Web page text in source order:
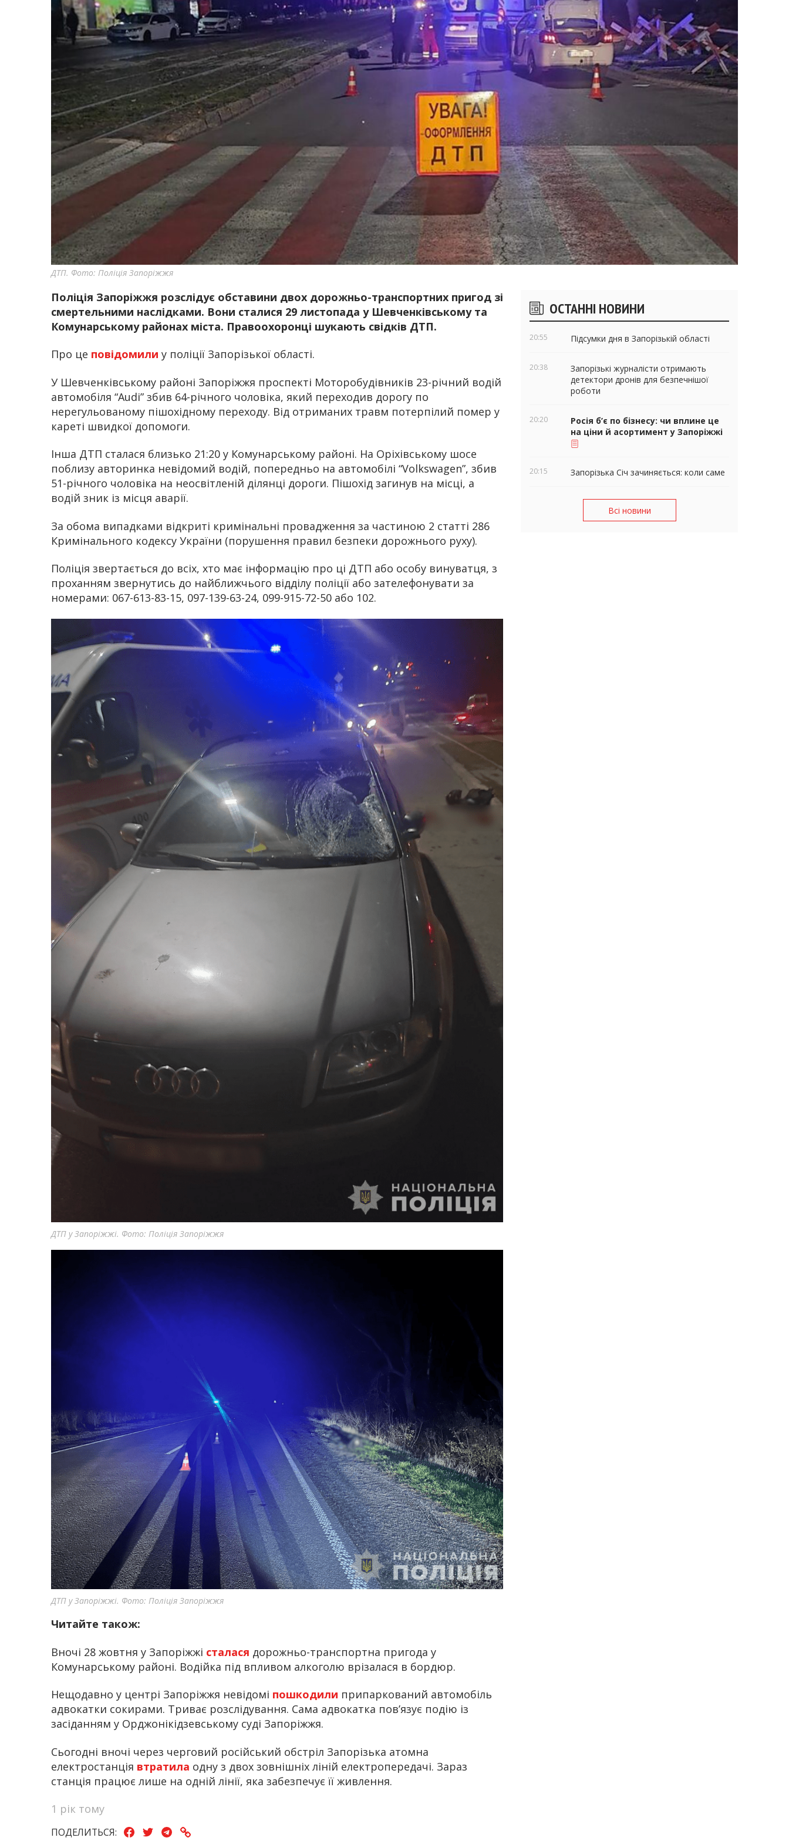
ДТП. Фото: Поліція Запоріжжя
Поліція Запоріжжя розслідує обставини двох дорожньо-транспортних пригод зі
смертельними наслідками. Вони сталися 29 листопада у Шевченківському та
Комунарському районах міста. Правоохоронці шукають свідків ДТП.
Про це повідомили у поліції Запорізької області.
У Шевченківському районі Запоріжжя проспекті Моторобудівників 23-річний водій
автомобіля “Audi” збив 64-річного чоловіка, який переходив дорогу по
нерегульованому пішохідному переходу. Від отриманих травм потерпілий помер у
кареті швидкої допомоги.
Інша ДТП сталася близько 21:20 у Комунарському районі. На Оріхівському шосе
поблизу авторинка невідомий водій, попередньо на автомобілі “Volkswagen”, збив
51-річного чоловіка на неосвітленій ділянці дороги. Пішохід загинув на місці, а
водій зник із місця аварії.
За обома випадками відкриті кримінальні провадження за частиною 2 статті 286
Кримінального кодексу України (порушення правил безпеки дорожнього руху).
Поліція звертається до всіх, хто має інформацію про ці ДТП або особу винуватця, з
проханням звернутись до найближчього відділу поліції або зателефонувати за
номерами: 067-613-83-15, 097-139-63-24, 099-915-72-50 або 102.
ДТП у Запоріжжі. Фото: Поліція Запоріжжя
ДТП у Запоріжжі. Фото: Поліція Запоріжжя
Читайте також:
Вночі 28 жовтня у Запоріжжі сталася дорожньо-транспортна пригода у
Комунарському районі. Водійка під впливом алкоголю врізалася в бордюр.
Нещодавно у центрі Запоріжжя невідомі пошкодили припаркований автомобіль
адвокатки сокирами. Триває розслідування. Сама адвокатка пов’язує подію із
засіданням у Орджонікідзевському суді Запоріжжя.
Сьогодні вночі через черговий російський обстріл Запорізька атомна
електростанція втратила одну з двох зовнішніх ліній електропередачі. Зараз
станція працює лише на одній лінії, яка забезпечує її живлення.
1 рік тому
ПОДЕЛИТЬСЯ:
Бічні
віджети
ОСТАННІ НОВИНИ
20:55 Підсумки дня в Запорізькій області
20:38
Запорізькі журналісти отримають
детектори дронів для безпечнішої
роботи
20:20
Росія б’є по бізнесу: чи вплине це
на ціни й асортимент у Запоріжжі
20:15 Запорізька Січ зачиняється: коли саме
Всі новини